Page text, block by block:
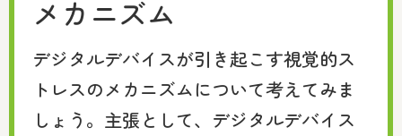
メカニズム
デジタルデバイスが引き起こす視覚的ス
トレスのメカニズムについて考えてみま
しょう。主張として、デジタルデバイス